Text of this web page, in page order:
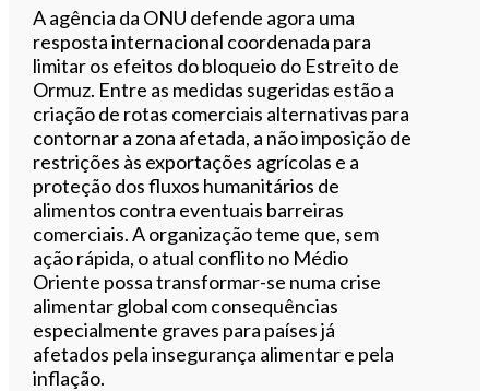
A agência da ONU defende agora uma
resposta internacional coordenada para
limitar os efeitos do bloqueio do Estreito de
Ormuz. Entre as medidas sugeridas estão a
criação de rotas comerciais alternativas para
contornar a zona afetada, a não imposição de
restrições às exportações agrícolas e a
proteção dos fluxos humanitários de
alimentos contra eventuais barreiras
comerciais. A organização teme que, sem
ação rápida, o atual conflito no Médio
Oriente possa transformar-se numa crise
alimentar global com consequências
especialmente graves para países já
afetados pela insegurança alimentar e pela
inflação.